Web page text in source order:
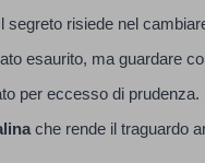
segreto risiede nel
esaurito, ma guardare
per eccesso di
che rende il traguardo